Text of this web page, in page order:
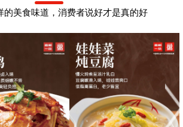
的美食味道，消费者说好才是真的好